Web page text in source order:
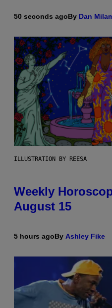
50 seconds agoBy Dan
ILLUSTRATION BY REESA
Weekly
August 15
5 hours agoBy Ashley Fike